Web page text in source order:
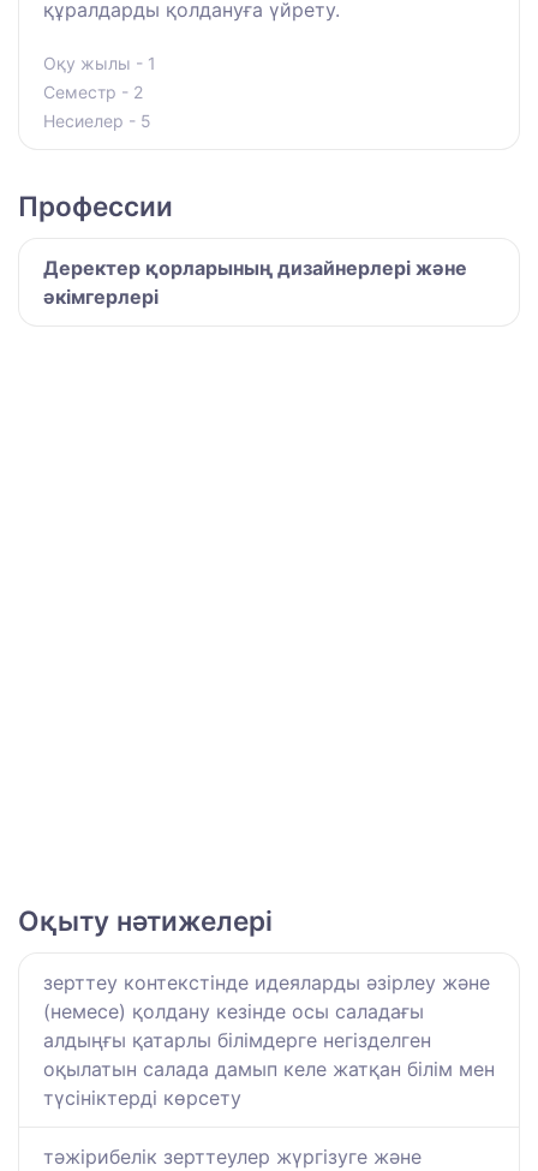
құралдарды қолдануға үйрету.
Оқу жылы - 1
Семестр - 2
Несиелер - 5
Профессии
Деректер қорларының дизайнерлері және
әкімгерлері
Оқыту нәтижелері
зерттеу контекстінде идеяларды әзірлеу және
(немесе) қолдану кезінде осы саладағы
алдыңғы қатарлы білімдерге негізделген
оқылатын салада дамып келе жатқан білім мен
түсініктерді көрсету
тәжірибелік зерттеулер жүргізуге және